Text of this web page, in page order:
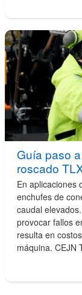
Guía paso
roscado
En aplicaciones
enchufes de
caudal
provocar fallos
resulta en
máquina. CEJN